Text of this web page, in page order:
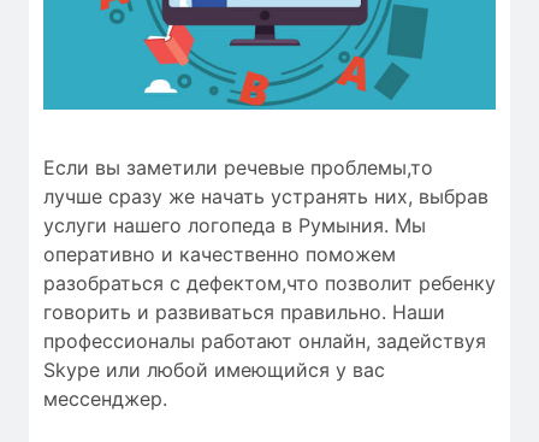
Если вы заметили речевые проблемы,то
лучше сразу же начать устранять них, выбрав
услуги нашего логопеда в Румыния. Мы
оперативно и качественно поможем
разобраться с дефектом,что позволит ребенку
говорить и развиваться правильно. Наши
профессионалы работают онлайн, задействуя
Skype или любой имеющийся у вас
мессенджер.